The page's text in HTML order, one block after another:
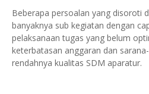
Beberapa persoalan yang disoroti
banyaknya sub kegiatan dengan
pelaksanaan tugas yang belum
keterbatasan anggaran dan
rendahnya kualitas SDM aparatur.